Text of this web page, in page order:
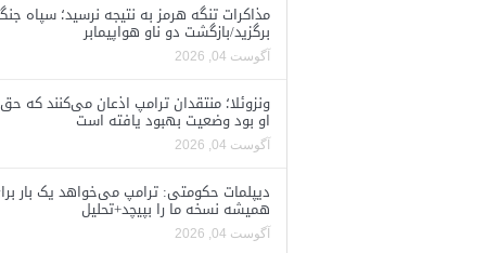
مذاکرات تنگه هرمز به نتیجه نرسید؛ سپاه
برگزید/بازگشت دو ناو هواپیمابر
آگوست 04, 2026
ونزوئلا؛ منتقدان ترامپ اذعان می‌کنند که حق
او بود وضعیت بهبود یافته است
آگوست 04, 2026
دیپلمات حکومتی: ترامپ می‌خواهد یک بار
همیشه نسخه ما را بپیچد+تحلیل
آگوست 04, 2026